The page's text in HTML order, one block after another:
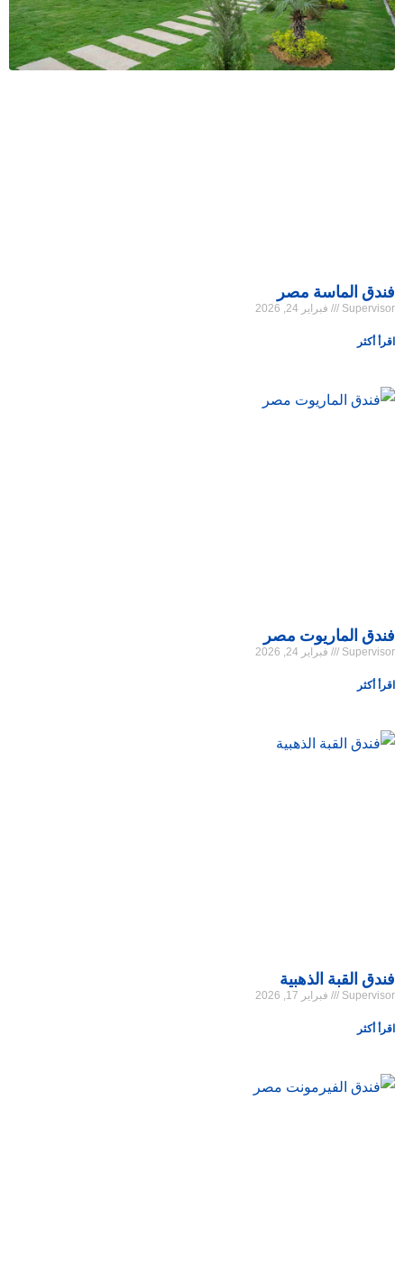
فندق الماسة مصر
Supervisor فبراير 24, 2026
اقرأ أكثر
فندق الماريوت مصر
Supervisor فبراير 24, 2026
اقرأ أكثر
فندق القبة الذهبية
Supervisor فبراير 17, 2026
اقرأ أكثر